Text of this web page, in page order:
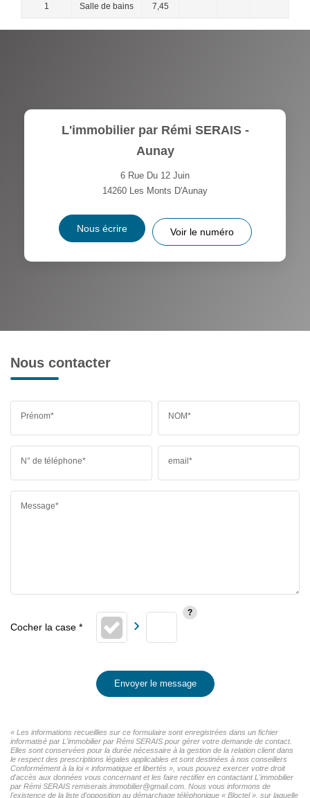
1 Salle de bains 7,45
L'immobilier par Rémi SERAIS -
Aunay
6 Rue Du 12 Juin
14260 Les Monts D'Aunay
Nous écrire Voir le numéro
Nous contacter
Prénom* NOM*
N° de téléphone* email*
Message*
Envoyer le message
« Les informations recueillies sur ce formulaire sont enregistrées dans un fichier
informatisé par L'immobilier par Rémi SERAIS pour gérer votre demande de contact.
Elles sont conservées pour la durée nécessaire à la gestion de la relation client dans
le respect des prescriptions légales applicables et sont destinées à nos conseillers
Conformément à la loi « informatique et libertés », vous pouvez exercer votre droit
d'accès aux données vous concernant et les faire rectifier en contactant L'immobilier
par Rémi SERAIS remiserais.immobilier@gmail.com. Nous vous informons de
l'existence de la liste d'opposition au démarchage téléphonique « Bloctel », sur laquelle